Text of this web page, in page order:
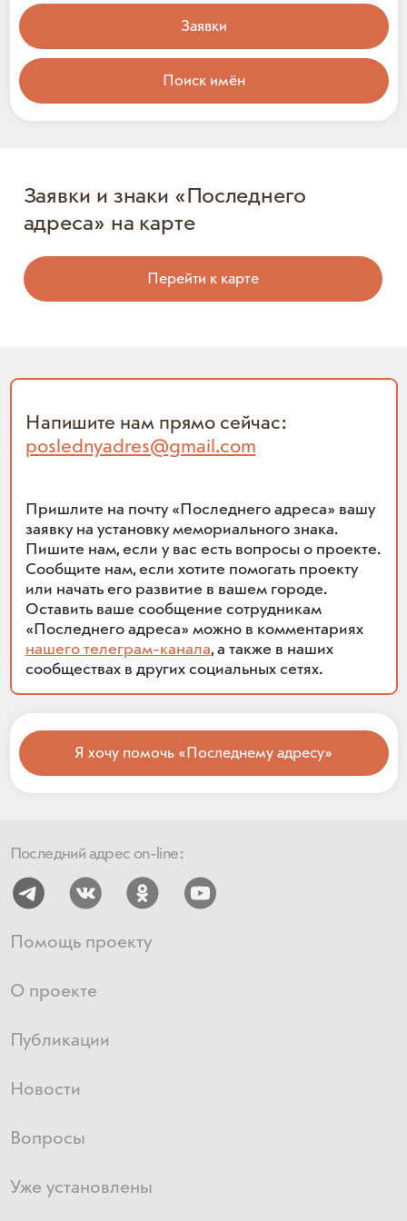
Заявки
Поиск имён
Заявки и знаки «Последнего
адреса» на карте
Перейти к карте
Напишите нам прямо сейчас:
poslednyadres@gmail.com
Пришлите на почту «Последнего адреса» вашу
заявку на установку мемориального знака.
Пишите нам, если у вас есть вопросы о проекте.
Сообщите нам, если хотите помогать проекту
или начать его развитие в вашем городе.
Оставить ваше сообщение сотрудникам
«Последнего адреса» можно в комментариях
нашего телеграм-канала, а также в наших
сообществах в других социальных сетях.
Я хочу помочь «Последнему адресу»
Последний адрес on-line:
Помощь проекту
О проекте
Публикации
Новости
Вопросы
Уже установлены